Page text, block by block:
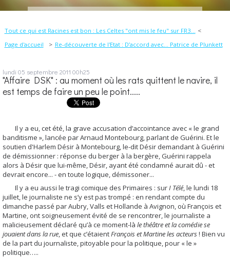
Tout ce qui est Racines est bon : Les Celtes "ont mis le feu" sur FR3...
Page d'accueil
Re-découverte de l'Etat : D’accord avec… Patrice de Plunkett
lundi 05 septembre 2011 00h25
"Affaire DSK" : au moment où les rats quittent le navire, il
est temps de faire un peu le point.....
Il y a eu, cet été, la grave accusation d’accointance avec « le grand
banditisme », lancée par Arnaud Montebourg, parlant de Guérini. Et le
soutien d'Harlem Désir à Montebourg, le-dit Désir demandant à Guérini
de démissionner : réponse du berger à la bergère, Guérini rappela
alors à Désir que lui-même, Désir, ayant été condamné aurait dû - et
devrait encore... - en toute logique, démissoner...
Il y a eu aussi le tragi comique des Primaires : surI Télé, le lundi 18
juillet, le journaliste ne s’y est pas trompé : en rendant compte du
dimanche passé par Aubry, Valls et Hollande à Avignon, où François et
Martine, ont soigneusement évité de se rencontrer, le journaliste a
malicieusement déclaré qu’à ce moment-là le théâtre et la comédie se
jouaient dans la rue, et que c’étaientFrançois et Martine les acteurs! Bien vu
de la part du journaliste, pitoyable pour la politique, pour « le »
politique…..